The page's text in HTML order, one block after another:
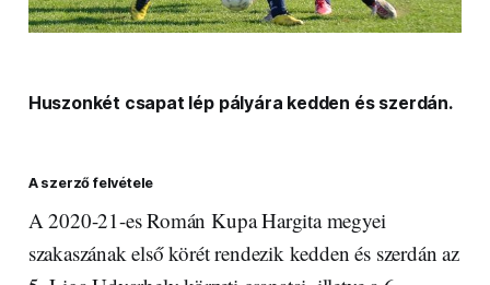
Huszonkét csapat lép pályára kedden és szerdán.
A szerző felvétele
A 2020-21-es Román Kupa Hargita megyei
szakaszának első körét rendezik kedden és szerdán az